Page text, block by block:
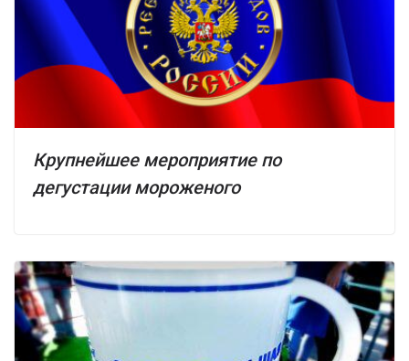
Крупнейшее мероприятие по
дегустации мороженого